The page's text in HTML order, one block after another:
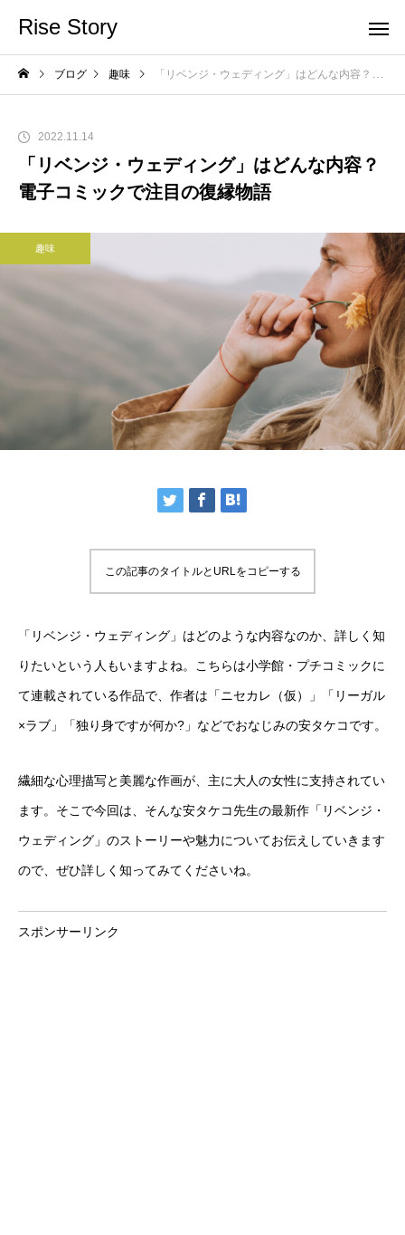
Rise Story
ブログ 趣味 「リベンジ・ウェディング」はどんな内容？電子コミックで注目の復縁物語
2022.11.14
「リベンジ・ウェディング」はどんな内容？
電子コミックで注目の復縁物語
趣味
この記事のタイトルとURLをコピーする
「リベンジ・ウェディング」はどのような内容なのか、詳しく知
りたいという人もいますよね。こちらは小学館・プチコミックに
て連載されている作品で、作者は「ニセカレ（仮）」「リーガル
×ラブ」「独り身ですが何か?」などでおなじみの安タケコです。
繊細な心理描写と美麗な作画が、主に大人の女性に支持されてい
ます。そこで今回は、そんな安タケコ先生の最新作「リベンジ・
ウェディング」のストーリーや魅力についてお伝えしていきます
ので、ぜひ詳しく知ってみてくださいね。
スポンサーリンク